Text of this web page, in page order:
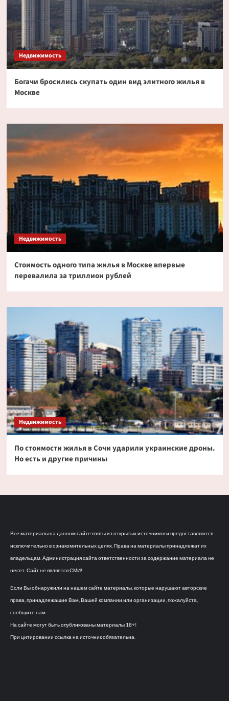
Недвижимость
Богачи бросились скупать один вид элитного жилья в
Москве
Недвижимость
Стоимость одного типа жилья в Москве впервые
перевалила за триллион рублей
Недвижимость
По стоимости жилья в Сочи ударили украинские дроны.
Но есть и другие причины
Все материалы на данном сайте взяты из открытых источников и предоставляются
исключительно в ознакомительных целях. Права на материалы принадлежат их
владельцам. Администрация сайта ответственности за содержание материала не
несет. Сайт не является СМИ!
Если Вы обнаружили на нашем сайте материалы, которые нарушают авторские
права, принадлежащие Вам, Вашей компании или организации, пожалуйста,
сообщите нам.
На сайте могут быть опубликованы материалы 18+!
При цитировании ссылка на источник обязательна.